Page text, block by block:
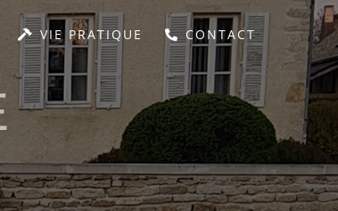
VIE PRATIQUE CONTACT